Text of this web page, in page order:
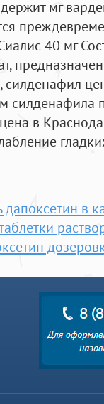
мг
40 мг
силденафил
силденафила
в
дапоксетин в